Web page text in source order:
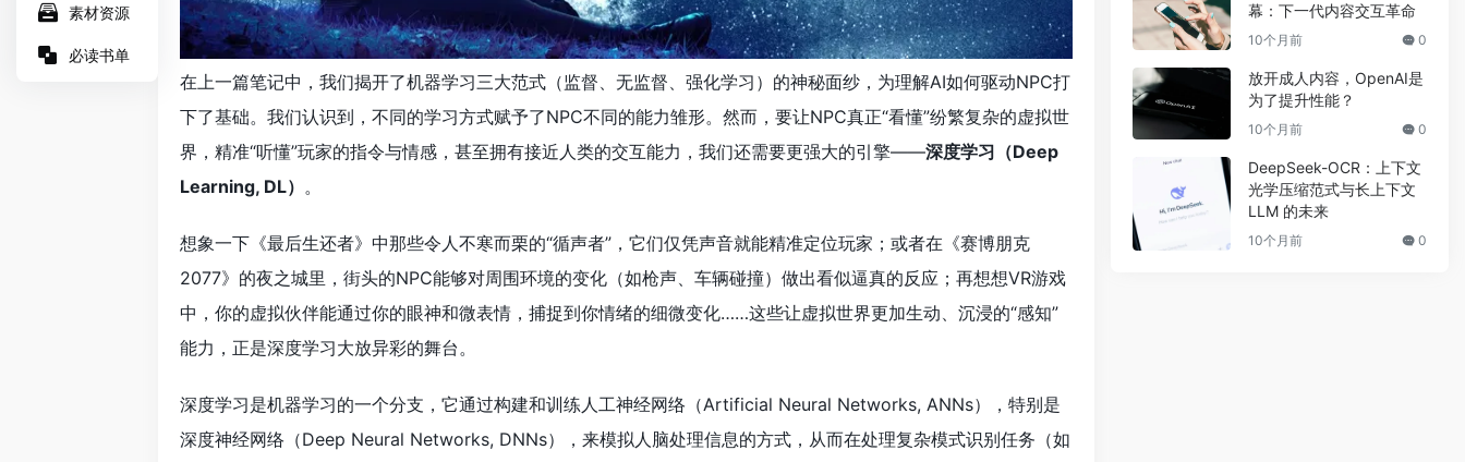
素材资源
必读书单
在上一篇笔记中，我们揭开了机器学习三大范式（监督、无监督、强化学习）的神秘面纱，为理解AI如何驱动NPC打
下了基础。我们认识到，不同的学习方式赋予了NPC不同的能力雏形。然而，要让NPC真正“看懂”纷繁复杂的虚拟世
界，精准“听懂”玩家的指令与情感，甚至拥有接近人类的交互能力，我们还需要更强大的引擎——深度学习（Deep
Learning, DL） 。
想象一下《最后生还者》中那些令人不寒而栗的“循声者”，它们仅凭声音就能精准定位玩家；或者在《赛博朋克
2077》的夜之城里，街头的NPC能够对周围环境的变化（如枪声、车辆碰撞）做出看似逼真的反应；再想想VR游戏
中，你的虚拟伙伴能通过你的眼神和微表情，捕捉到你情绪的细微变化……这些让虚拟世界更加生动、沉浸的“感知”
能力，正是深度学习大放异彩的舞台。
深度学习是机器学习的一个分支，它通过构建和训练人工神经网络（Artificial Neural Networks, ANNs），特别是
深度神经网络（Deep Neural Networks, DNNs），来模拟人脑处理信息的方式，从而在处理复杂模式识别任务（如
幕：下一代内容交互革命
10个月前 0
放开成人内容，OpenAI是
为了提升性能？
10个月前 0
DeepSeek-OCR：上下文
光学压缩范式与长上下文
LLM 的未来
10个月前 0